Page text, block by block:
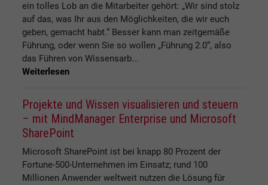
ein tolles Lob an die Mitarbeiter gehört: „Wir sind stolz
auf das, was Ihr aus den Möglichkeiten, die wir euch
geben, gemacht habt.“ Besser kann man zeitgemäße
Führung, oder wenn Sie so wollen „Führung 2.0“, also
das Führen von Wissensarb...
Weiterlesen
Projekte und Wissen visualisieren und steuern
– mit MindManager Enterprise und Microsoft
SharePoint
Microsoft SharePoint ist bei knapp 80 Prozent der
Fortune-500-Unternehmen im Einsatz; rund 100
Millionen Anwender weltweit nutzen die Lösung für